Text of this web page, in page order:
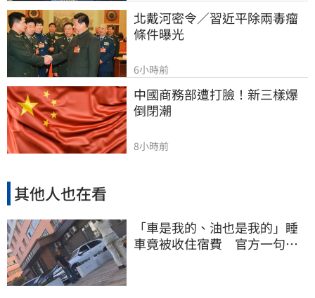
北戴河密令／習近平除兩毒瘤
條件曝光
6小時前
中國商務部遭打臉！新三樣爆
倒閉潮
8小時前
其他人也在看
「車是我的、油也是我的」睡
車竟被收住宿費 官方一句話